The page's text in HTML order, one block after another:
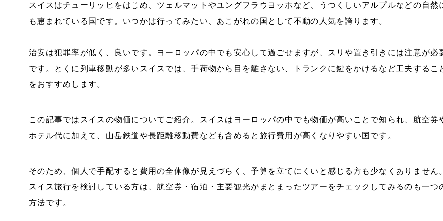
スイスはチューリッヒをはじめ、ツェルマットやユングフラウヨッホなど、うつくしいアルプルなどの自然
も恵まれている国です。いつかは行ってみたい、あこがれの国として不動の人気を誇ります。
治安は犯罪率が低く、良いです。ヨーロッパの中でも安心して過ごせますが、スリや置き引きには注意が必
です。とくに列車移動が多いスイスでは、手荷物から目を離さない、トランクに鍵をかけるなど工夫するこ
をおすすめします。
この記事ではスイスの物価についてご紹介。スイスはヨーロッパの中でも物価が高いことで知られ、航空券
ホテル代に加えて、山岳鉄道や長距離移動費なども含めると旅行費用が高くなりやすい国です。
そのため、個人で手配すると費用の全体像が見えづらく、予算を立てにくいと感じる方も少なくありません。
スイス旅行を検討している方は、航空券・宿泊・主要観光がまとまったツアーをチェックしてみるのも一つ
方法です。